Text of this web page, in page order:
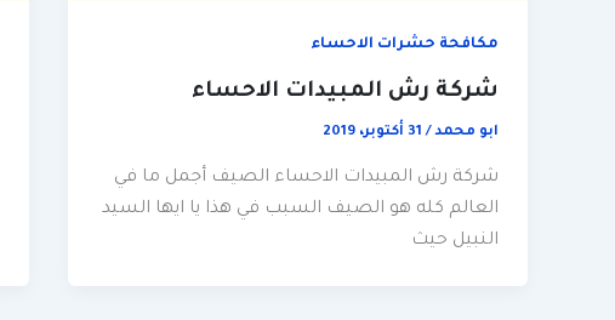
مكافحة حشرات الاحساء
شركة رش المبيدات الاحساء
ابو محمد/ 31 أكتوبر، 2019
شركة رش المبيدات الاحساء الصيف أجمل ما في
العالم كله هو الصيف السبب في هذا يا ايها السيد
النبيل حيث